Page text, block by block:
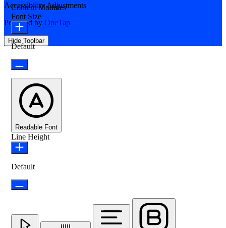
Accessibility Adjustments
Powered by OneTap
Hide Toolbar
Content Modules
Font Size
Default
Readable Font
Line Height
Default